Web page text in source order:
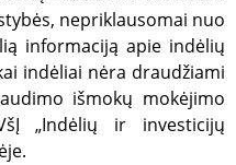
nepriklausomai nuo
informaciją apie indėlių
indėliai nėra draudžiami
išmokų mokėjimo
„Indėlių ir investicijų
/
Galiojimas
29 minutės
44
sekundės